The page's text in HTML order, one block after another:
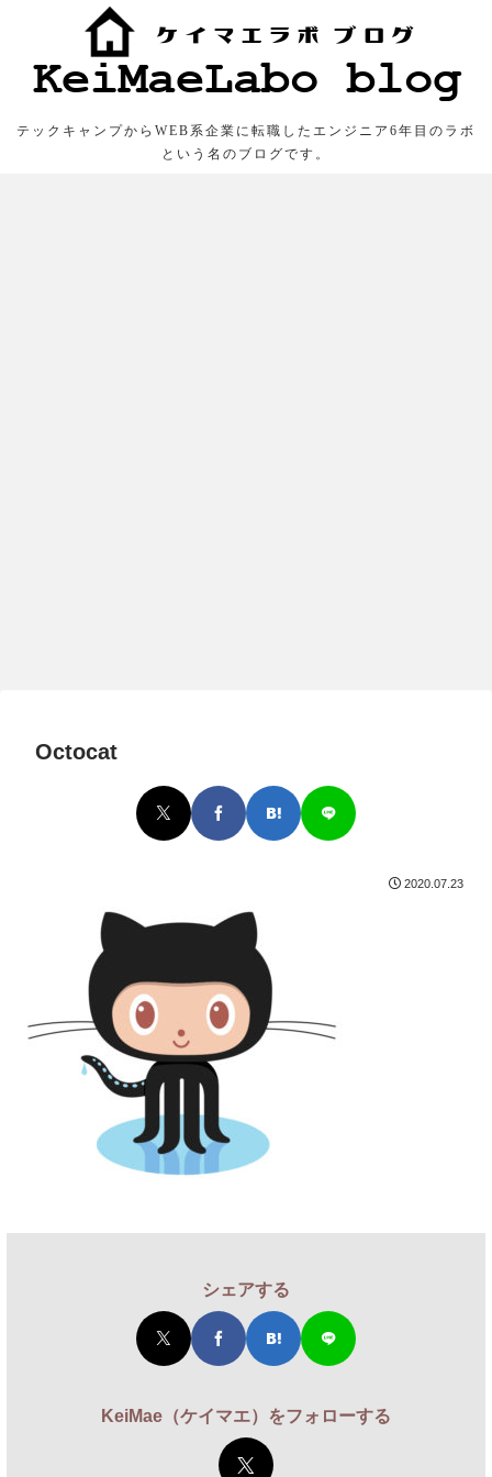
テックキャンプからWEB系企業に転職したエンジニア6年目のラボ
という名のブログです。
Octocat
2020.07.23
シェアする
KeiMae（ケイマエ）をフォローする